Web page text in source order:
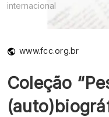
internacional
www.fcc.org.br
Coleção